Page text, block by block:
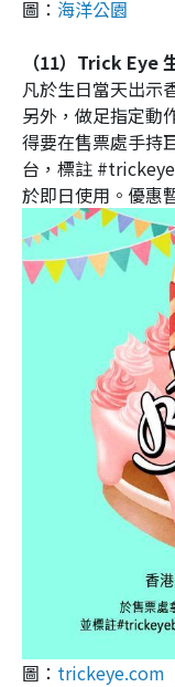
圖： 海洋公園
（11）Trick Eye
凡於生日當天出示
另外，做足指定動
得要在售票處手持
台，標註
於即日使用。優惠
圖： trickeye.com